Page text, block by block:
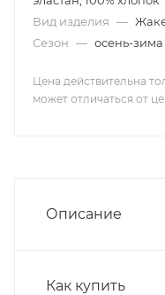
Вид изделия —
Сезон — осень-зима
Цена действительна
может отличаться от
Описание
Как купить